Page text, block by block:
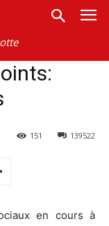
139522
151
en cours à